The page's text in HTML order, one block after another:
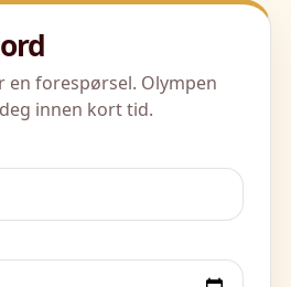
en forespørsel. Olympen
innen kort tid.